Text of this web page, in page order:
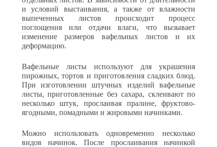
и условий выстаивания, а также от влаж­ности
выпеченных листов происходит процесс
поглощения или отдачи влаги, что вызывает
изменение размеров вафельных листов и их
деформацию.
Вафельные листы используют для украшения
пирожных, тор­тов и приготовления сладких блюд.
При изготовлении штучных из­делий вафельные
листы, приготовленные без сахара, склеивают по
несколько штук, прослаивая пралине, фруктово-
ягодными, помад­ными и жировыми начинками.
Можно использовать одновременно несколько
видов начинок. После прослаивания начинкой